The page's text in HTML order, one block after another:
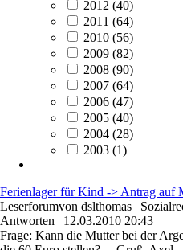
2012 (40)
2011 (64)
2010 (56)
2009 (82)
2008 (90)
2007 (64)
2006 (47)
2005 (40)
2004 (28)
2003 (1)
Ferienlager für Kind -> Antrag auf
Leserforumvon dslthomas |
Antworten | 12.03.2010 20:43
Frage: Kann die Mutter bei der